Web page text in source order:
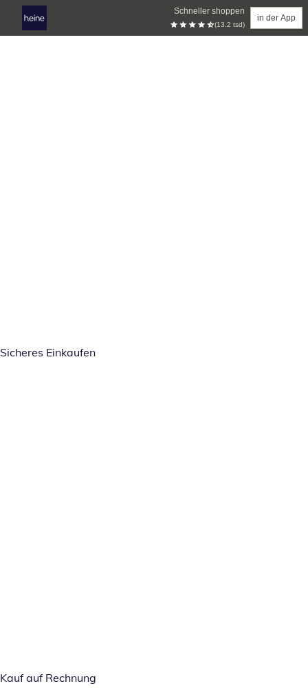
Schneller shoppen
(13.2 tsd)
in der App
Sicheres Einkaufen
Kauf auf Rechnung